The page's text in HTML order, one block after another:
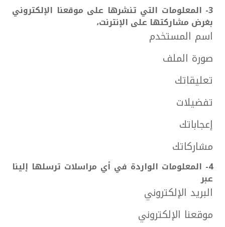
3- المعلومات التي تنشرها على موقعنا الإلكتروني
بغرض مشاركتها على الإنترنت،
اسم المستخدم
صورة الملف
تعليقاتك
تفضيلات
إعجاباتك
مشاركاتك
4- المعلومات الواردة في أي مراسلات ترسلها إلينا
عبر
البريد الإلكتروني
موقعنا الإلكتروني